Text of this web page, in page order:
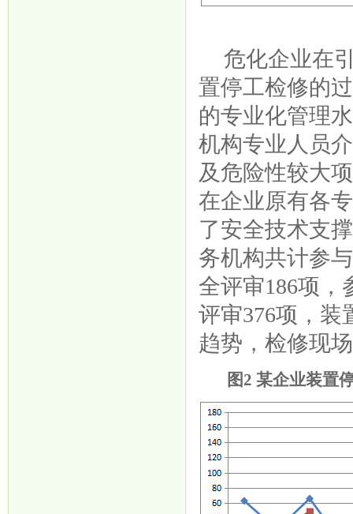
危化企业在
置停工检修的
的专业化管理
机构专业人员
及危险性较大
在企业原有各
了安全技术支
务机构共计参
全评审186项，
评审376项，装
趋势，检修现
图2 某企业装置